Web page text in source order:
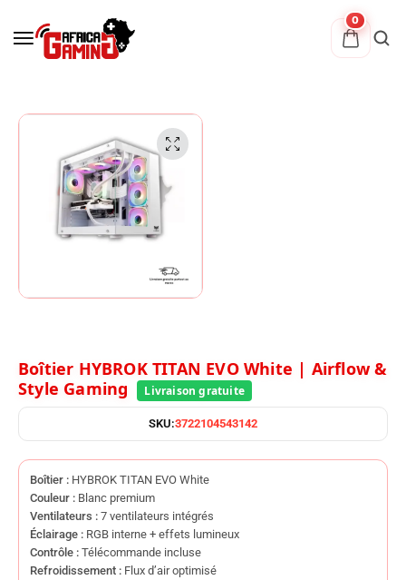
0
Boîtier HYBROK TITAN EVO White | Airflow &
Style Gaming
SKU:3722104543142
Boîtier : HYBROK TITAN EVO White
Couleur : Blanc premium
Ventilateurs : 7 ventilateurs intégrés
Éclairage : RGB interne + effets lumineux
Contrôle : Télécommande incluse
Refroidissement : Flux d’air optimisé